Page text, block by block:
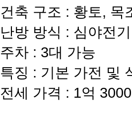
건축 구조 : 황토, 목
난방 방식 : 심야전기
주차 : 3대 가능
특징 : 기본 가전 및
전세 가격 : 1억